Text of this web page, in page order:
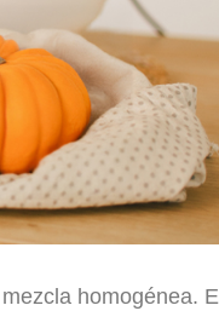
homogénea.